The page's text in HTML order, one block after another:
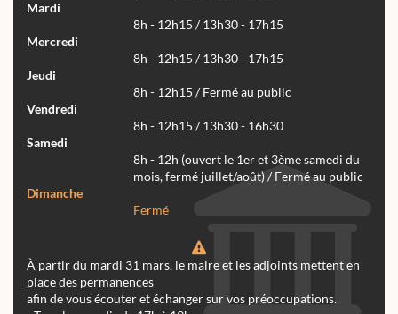
Mardi
8h - 12h15 / 13h30 - 17h15
Mercredi
8h - 12h15 / 13h30 - 17h15
Jeudi
8h - 12h15 / Fermé au public
Vendredi
8h - 12h15 / 13h30 - 16h30
Samedi
8h - 12h (ouvert le 1er et 3ème samedi du
mois, fermé juillet/août) / Fermé au public
Dimanche
Fermé
À partir du mardi 31 mars, le maire et les adjoints mettent en
place des permanences
afin de vous écouter et échanger sur vos préoccupations.